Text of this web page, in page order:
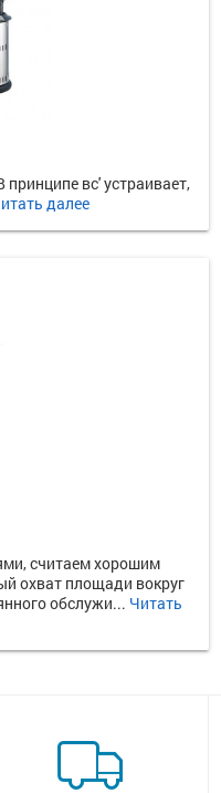
вс' устраивает,
далее
считаем хорошим
охват площади вокруг
обслужи... Читать